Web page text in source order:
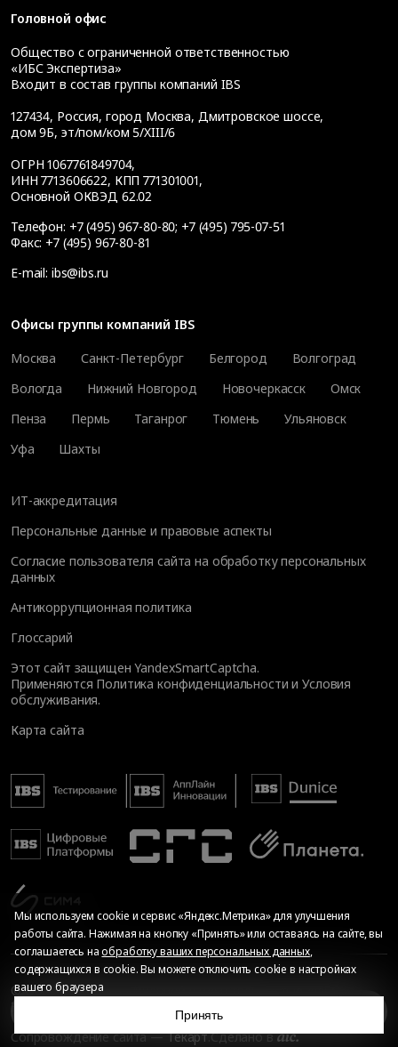
Головной офис
Общество с ограниченной ответственностью
«ИБС Экспертиза»
Входит в состав группы компаний IBS
127434, Россия, город Москва, Дмитровское шоссе,
дом 9Б, эт/пом/ком 5/XIII/6
ОГРН 1067761849704,
ИНН 7713606622, КПП 771301001,
Основной ОКВЭД 62.02
Телефон: +7 (495) 967-80-80; +7 (495) 795-07-51
Факс: +7 (495) 967-80-81
E-mail: ibs@ibs.ru
Офисы группы компаний IBS
Москва
Санкт-Петербург Белгород
Волгоград
Вологда
Нижний Новгород Новочеркасск
Омск
Пенза
Пермь Таганрог Тюмень
Ульяновск
Уфа
Шахты
ИТ-аккредитация
Персональные данные и правовые аспекты
Согласие пользователя сайта на обработку персональных
данных
Антикоррупционная политика
Глоссарий
Этот сайт защищен YandexSmartCaptcha.
Применяются Политика конфиденциальности иУсловия
обслуживания.
Карта сайта
© Общество с ограниченной ответственностью «ИБС
Экспертиза», 2026. Все права защищены
Сопровождение сайта—Текарт.Сделано в
Мы используем cookie и сервис «Яндекс.Метрика» для улучшения
работы сайта. Нажимая на кнопку «Принять» или оставаясь на сайте, вы
соглашаетесь наобработку ваших персональных данных,
содержащихся в cookie. Вы можете отключить cookie в настройках
вашего браузера
Принять